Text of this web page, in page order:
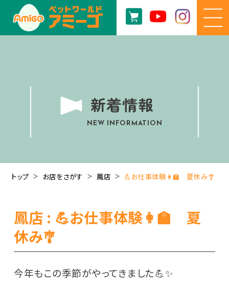
新着情報
NEW INFORMATION
トップ お店をさがす 鳳店 💪お仕事体験👩‍🏫 夏休み🎐
鳳店 : 💪お仕事体験👩‍🏫 夏
休み🎐
今年もこの季節がやってきました💪✨